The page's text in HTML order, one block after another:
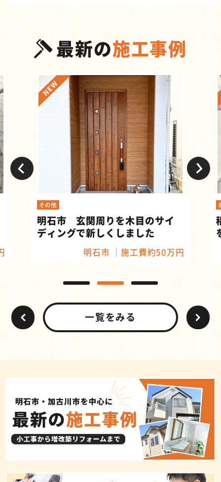
最新の施工事例
その他
明石市 玄関周りを木目のサイ
ディングで新しくしました
明石市 施工費約50万円
一覧をみる